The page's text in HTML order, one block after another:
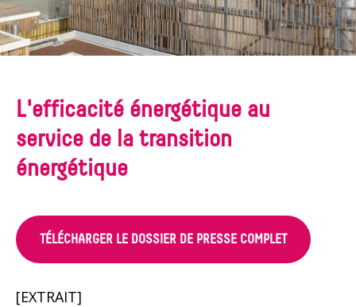
L'efficacité énergétique au
service de la transition
énergétique
TÉLÉCHARGER LE DOSSIER DE PRESSE COMPLET
[EXTRAIT]